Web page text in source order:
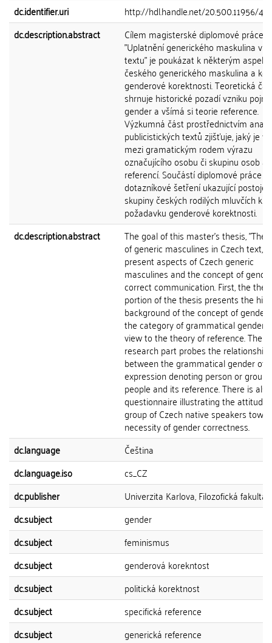
dc.identifier.uri
http://hdl.handle.net/20.500.11956/
dc.description.abstract
Cílem magisterské diplomové práce
"Uplatnění generického maskulina v
textu" je poukázat k některým
českého generického maskulina a
genderové korektnosti. Teoretická
shrnuje historické pozadí vzniku
gender a všímá si teorie reference.
Výzkumná část prostřednictvím
publicistických textů zjišťuje, jaký je
mezi gramatickým rodem výrazu
označujícího osobu či skupinu osob a
referencí. Součástí diplomové práce
dotazníkové šetření ukazující postoje
skupiny českých rodilých mluvčích k
požadavku genderové korektnosti.
dc.description.abstract
The goal of this master's thesis, "The
of generic masculines in Czech text,"
present aspects of Czech generic
masculines and the concept of
correct communication. First, the
portion of the thesis presents the
background of the concept of gender
the category of grammatical gender
view to the theory of reference. The
research part probes the relationships
between the grammatical gender of
expression denoting person or group
people and its reference. There is
questionnaire illustrating the
group of Czech native speakers
necessity of gender correctness.
dc.language
Čeština
dc.language.iso
cs_CZ
dc.publisher
Univerzita Karlova, Filozofická fakulta
dc.subject
gender
dc.subject
feminismus
dc.subject
genderová korekntost
dc.subject
politická korektnost
dc.subject
specifická reference
dc.subject
generická reference